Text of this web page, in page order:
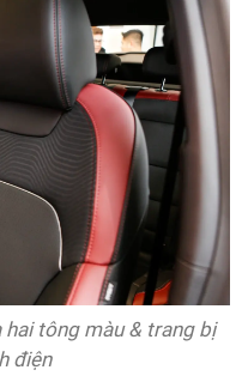
hai tông màu & trang bị
điện